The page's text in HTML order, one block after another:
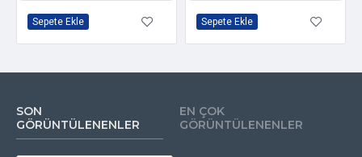
Sepete Ekle Sepete Ekle
SON
GÖRÜNTÜLENENLER
EN ÇOK
GÖRÜNTÜLENENLER